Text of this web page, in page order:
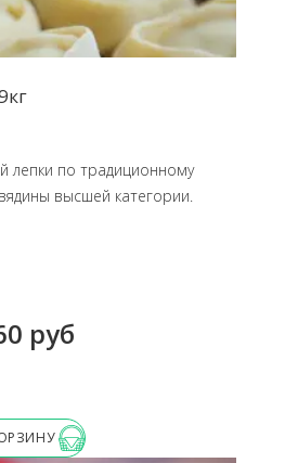
лепки по традиционному
высшей категории.
руб